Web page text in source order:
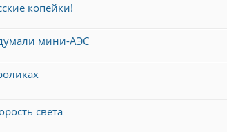
копейки!
мини-АЭС
света